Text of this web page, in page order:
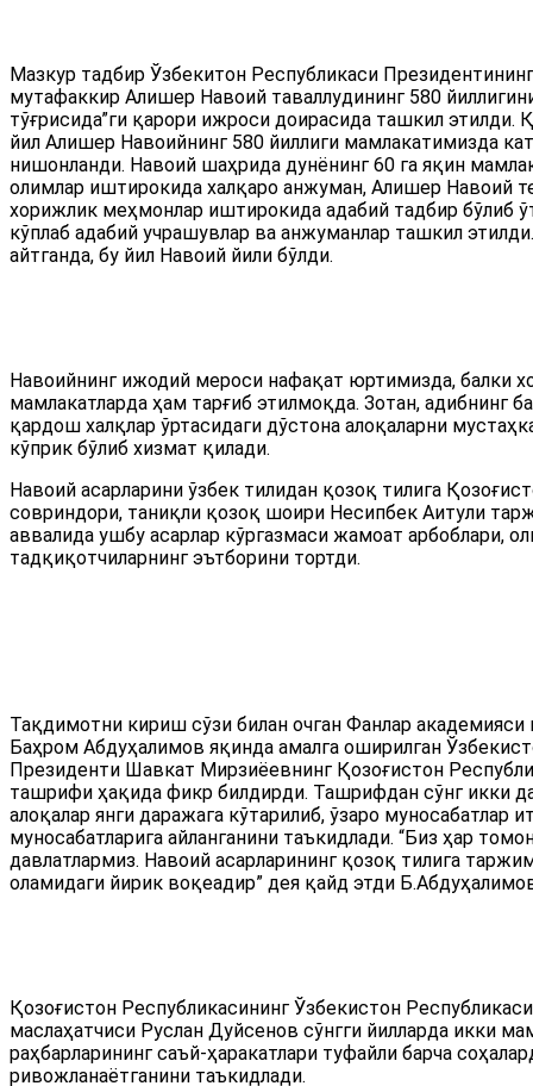
Мазкур тадбир Ўзбекитон Республикаси
мутафаккир Алишер Навоий таваллудининг 580
тўғрисида”ги қарори ижроси доирасида ташкил этилди.
йил Алишер Навоийнинг 580 йиллиги мамлакатимизда
нишонланди. Навоий шаҳрида дунёнинг 60 га яқин
олимлар иштирокида халқаро анжуман, Алишер Навоий
хорижлик меҳмонлар иштирокида адабий тадбир бўлиб
кўплаб адабий учрашувлар ва анжуманлар ташкил
айтганда, бу йил Навоий йили бўлди.
Навоийнинг ижодий мероси нафақат юртимизда, балки
мамлакатларда ҳам тарғиб этилмоқда. Зотан, адибнинг
қардош халқлар ўртасидаги дўстона алоқаларни
кўприк бўлиб хизмат қилади.
Навоий асарларини ўзбек тилидан қозоқ тилига
совриндори, таниқли қозоқ шоири Несипбек Аитули
аввалида ушбу асарлар кўргазмаси жамоат арбоблари,
тадқиқотчиларнинг эътборини тортди.
Тақдимотни кириш сўзи билан очган Фанлар
Баҳром Абдуҳалимов яқинда амалга оширилган
Президенти Шавкат Мирзиёевнинг Қозоғистон
ташрифи ҳақида фикр билдирди. Ташрифдан сўнг икки
алоқалар янги даражага кўтарилиб, ўзаро муносабатлар
муносабатларига айланганини таъкидлади. “Биз ҳар
давлатлармиз. Навоий асарларининг қозоқ тилига
оламидаги йирик воқеадир” дея қайд этди
Қозоғистон Республикасининг Ўзбекистон
маслаҳатчиси Руслан Дуйсенов сўнгги йилларда икки
раҳбарларининг саъй-ҳаракатлари туфайли барча
ривожланаётганини таъкидлади.